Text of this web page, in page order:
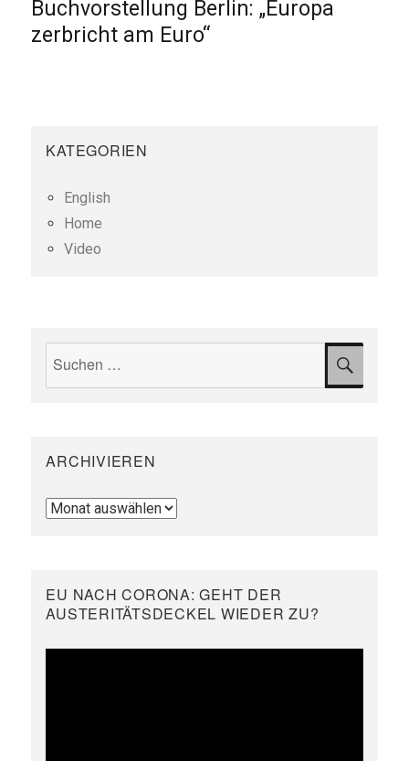
Nächster
Beitrag:
Buchvorstellung Berlin: „Europa
zerbricht am Euro“
KATEGORIEN
English
Home
Video
ARCHIVIEREN
Archivieren
EU NACH CORONA: GEHT DER
AUSTERITÄTSDECKEL WIEDER ZU?